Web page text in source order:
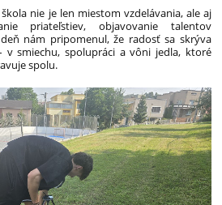
nie je len miestom vzdelávania, ale aj
priateľstiev, objavovanie talentov
nám pripomenul, že radosť sa skrýva
v smiechu, spolupráci a vôni jedla, ktoré
spolu.